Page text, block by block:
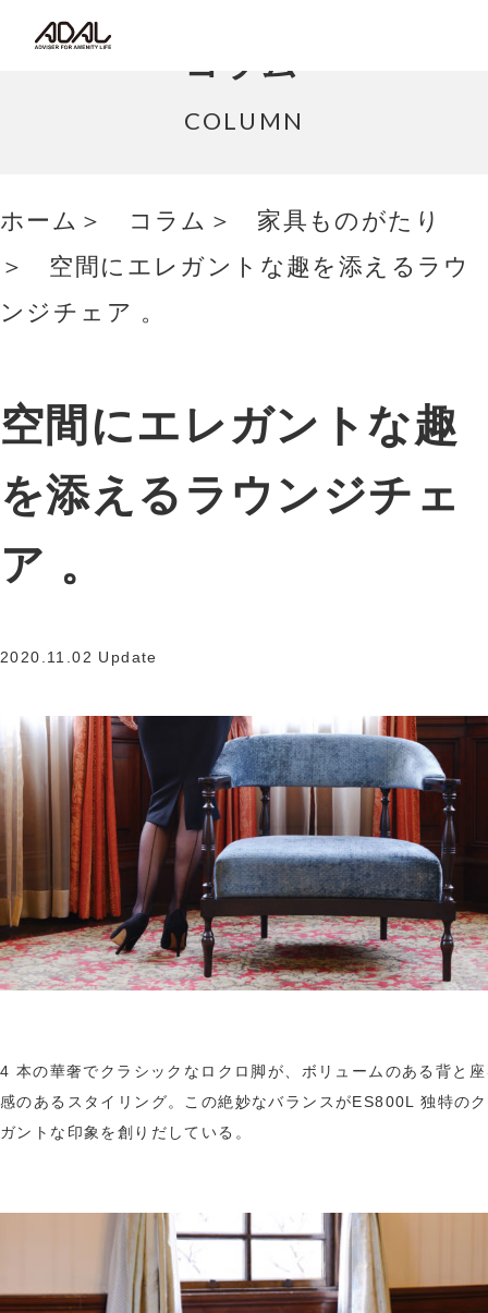
コラム
最新情報/ニュース
採用情報
コラム
COLUMN
ホーム コラム
家具ものがたり
空間にエレガントな趣を添えるラウ
ンジチェア 。
空間にエレガントな趣
を添えるラウンジチェ
ア 。
2020.11.02 Update
4 本の華奢でクラシックなロクロ脚が、ボリュームのある背と
感のあるスタイリング。この絶妙なバランスがES800L 独特の
ガントな印象を創りだしている。